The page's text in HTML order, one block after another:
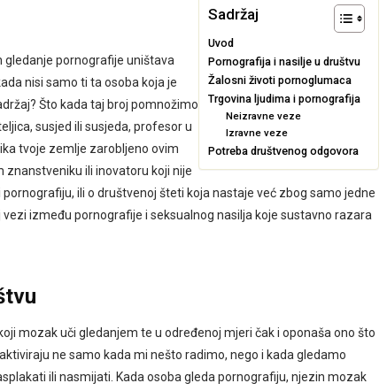
Sadržaj
Uvod
Pornografija i nasilje u društvu
Žalosni životi pornoglumaca
Trgovina ljudima i pornografija
Neizravne veze
Izravne veze
Potreba društvenog odgovora
gledanje pornografije uništava
nisi samo ti ta osoba koja je
Što kada taj broj pomnožimo
susjed ili susjeda, profesor u
tvoje zemlje zarobljeno ovim
znanstveniku ili inovatoru koji nije
ili o društvenoj šteti koja nastaje već zbog samo jedne
između pornografije i seksualnog nasilja koje sustavno razara
mozak uči gledanjem te u određenoj mjeri čak i oponaša ono što
ne samo kada mi nešto radimo, nego i kada gledamo
ili nasmijati. Kada osoba gleda pornografiju, njezin mozak